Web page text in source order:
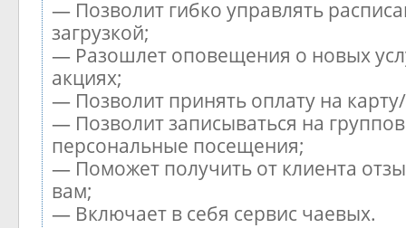
— Позволит гибко управлять
загрузкой;
— Разошлет оповещения о новых
акциях;
— Позволит принять оплату на
— Позволит записываться на
персональные посещения;
— Поможет получить от клиента
вам;
— Включает в себя сервис чаевых.